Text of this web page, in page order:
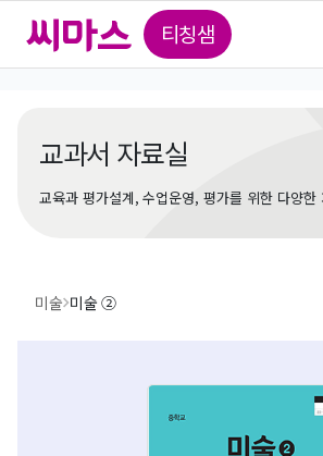
티칭샘
교과서 자료실
교육과 평가설계, 수업운영, 평가를 위한 다양한
미술 미술 ②